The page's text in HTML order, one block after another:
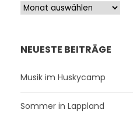
B
t
a
s
NEUESTE BEITRÄGE
Musik im Huskycamp
Sommer in Lappland